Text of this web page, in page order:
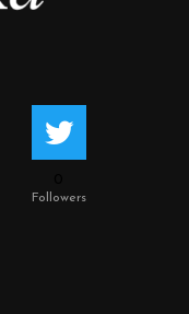
Followers